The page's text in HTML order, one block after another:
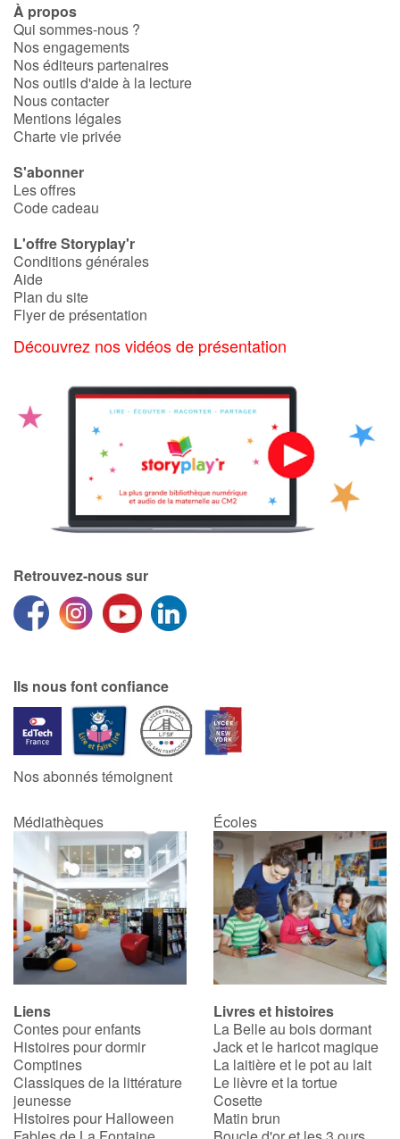
Contraste +
Aide
Accueil
Famille
Écoles
Médiathèques
Vidéos & Tutoriaux
Actualités
Par thématique
Rencontres et témoignages
Autour de la lecture
Livre audio
Activités et ateliers
Apprendre les langues
Dyslexie, troubles de la lecture
Nos listes de lecture
Les plus lus
Coups de coeur
À propos
Qui sommes-nous ?
Nos engagements
Nos éditeurs partenaires
Nos outils d'aide à la lecture
Nous contacter
Mentions légales
Charte vie privée
S'abonner
Les offres
Code cadeau
L'offre Storyplay'r
Conditions générales
Aide
Plan du site
Flyer de présentation
Découvrez nos vidéos de présentation
Retrouvez-nous sur
Ils nous font confiance
Nos abonnés témoignent
Médiathèques Écoles
Liens
Contes pour enfants
Histoires pour dormir
Comptines
Classiques de la littérature
jeunesse
Histoires pour Halloween
Livres et histoires
La Belle au bois dormant
Jack et le haricot magique
La laitière et le pot au lait
Le lièvre et la tortue
Cosette
Matin brun